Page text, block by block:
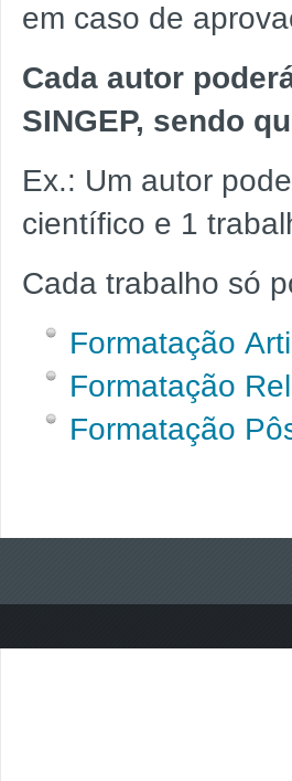
em caso de
Cada autor
SINGEP, sendo
Ex.: Um autor
científico e 1
Cada trabalho só
Formatação
Formatação
Formatação